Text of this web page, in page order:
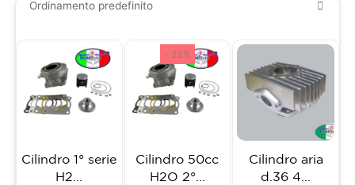
Cilindro 1° serie
H2...
- 23%
Cilindro 50cc
H2O 2°...
Il
prezzo
originale
era:
207,40 €.
prezzo
attuale
160,00 €.
Cilindro aria
d.36 4...